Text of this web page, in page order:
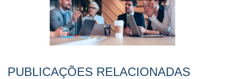
PUBLICAÇÕES RELACIONADAS